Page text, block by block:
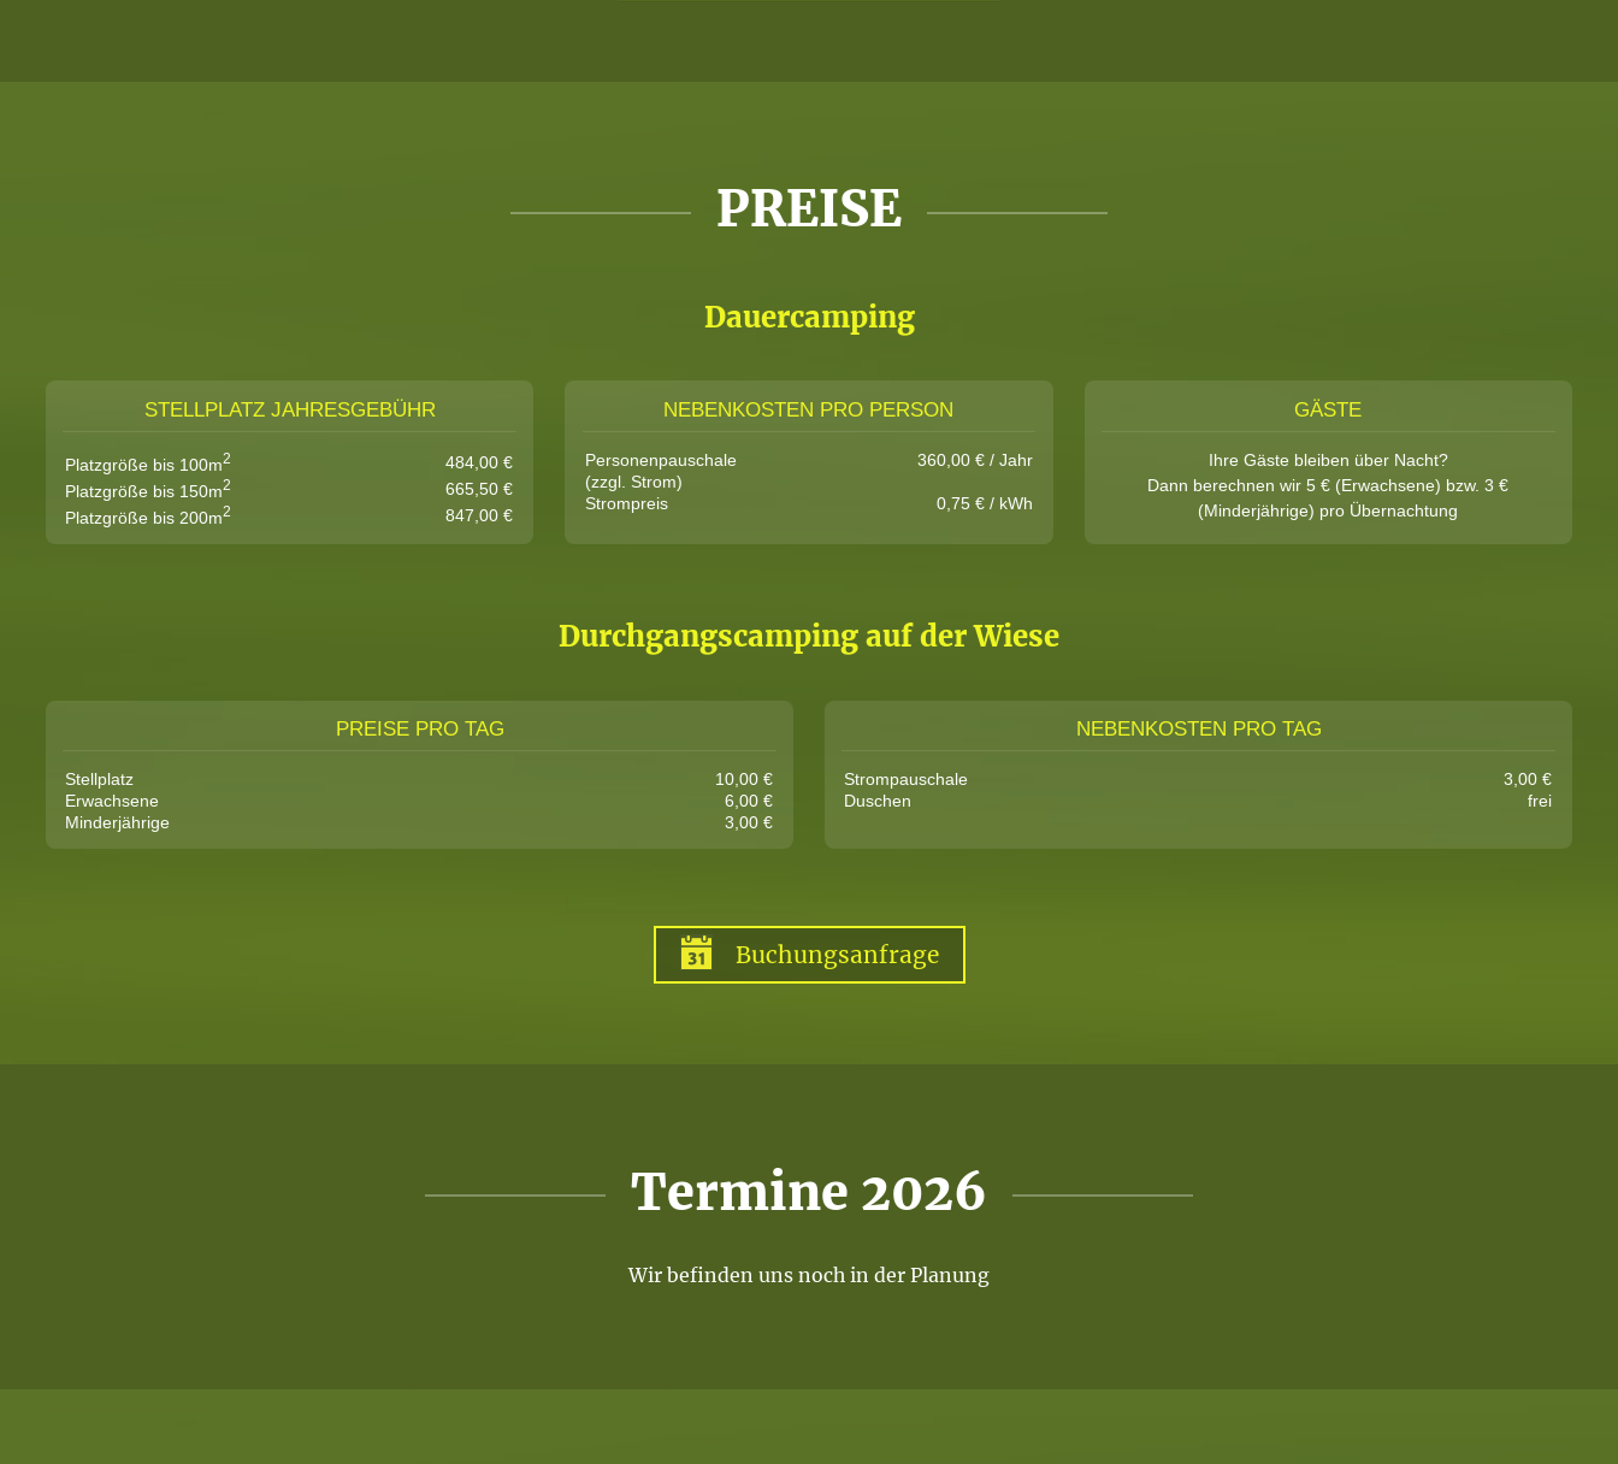
PREISE
Dauercamping
STELLPLATZ JAHRESGEBÜHR
Platzgröße bis 100m2
484,00 €
Platzgröße bis 150m2
665,50 €
Platzgröße bis 200m2 847,00 €
NEBENKOSTEN PRO PERSON
Personenpauschale
360,00 € / Jahr
(zzgl. Strom)
Strompreis
0,75 € / kWh
GÄSTE
Ihre Gäste bleiben über Nacht?
Dann berechnen wir 5 € (Erwachsene) bzw. 3 €
(Minderjährige) pro Übernachtung
Durchgangscamping auf der Wiese
PREISE PRO TAG
Stellplatz
10,00 €
Erwachsene
6,00 €
Minderjährige
3,00 €
NEBENKOSTEN PRO TAG
Strompauschale
3,00 €
Duschen
frei
Buchungsanfrage
Termine 2026
Wir befinden uns noch in der Planung